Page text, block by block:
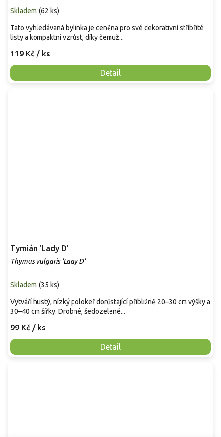
Skladem (62 ks)
119 Kč / ks
Detail
Tato vyhledávaná bylinka je ceněna pro své dekorativní stříbřité
listy a kompaktní vzrůst, díky čemuž...
Tymián 'Lady D'
Thymus vulgaris 'Lady D'
Skladem (35 ks)
99 Kč / ks
Detail
Vytváří hustý, nízký polokeř dorůstající přibližně 20–30 cm výšky a
30–40 cm šířky. Drobné, šedozelené...